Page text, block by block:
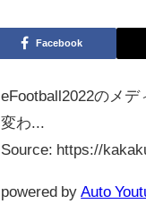
Facebook
eFootball2022のメ
変わ...
Source: https://
powered by Auto